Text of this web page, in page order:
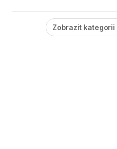
Zobrazit kategorii